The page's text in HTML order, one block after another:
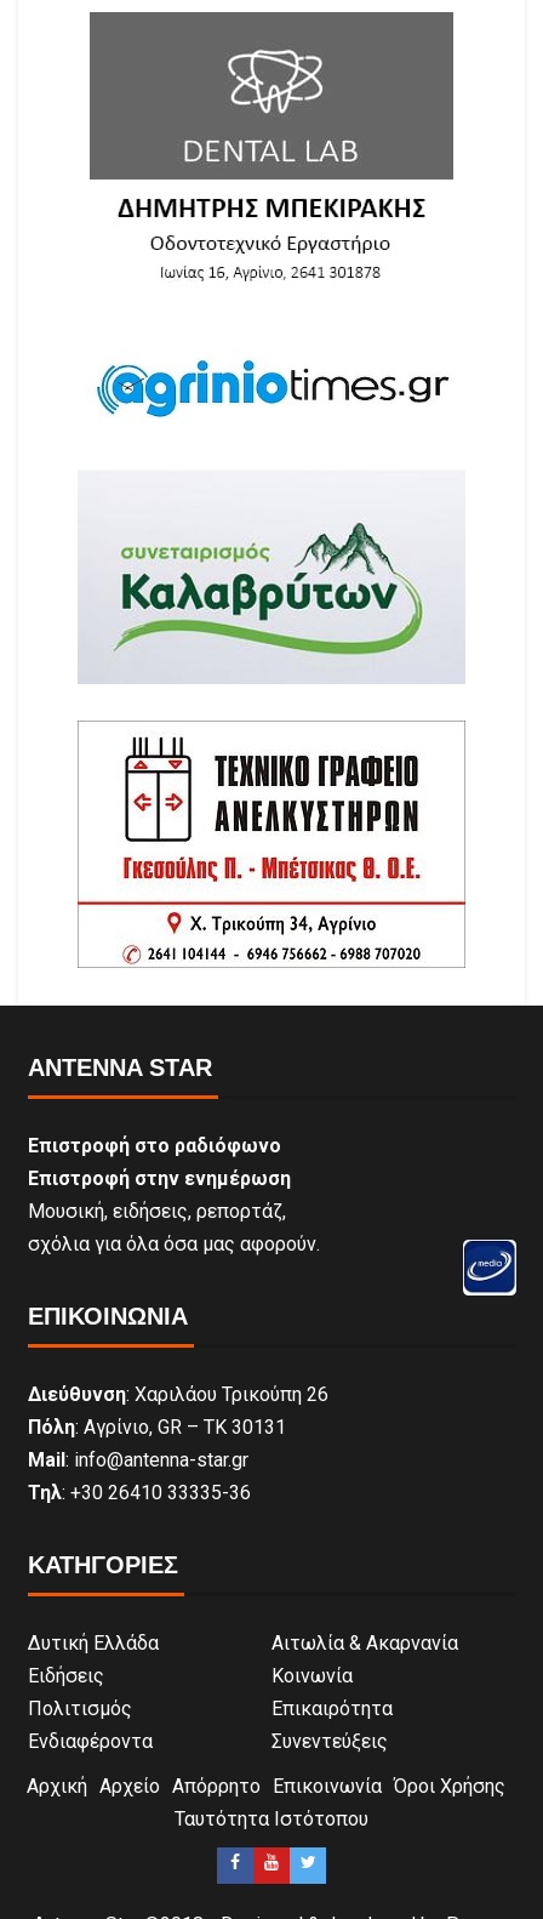
ANTENNA STAR
Επιστροφή στο ραδιόφωνο
Επιστροφή στην ενημέρωση
Μουσική, ειδήσεις, ρεπορτάζ,
σχόλια για όλα όσα μας αφορούν.
ΕΠΙΚΟΙΝΩΝΊΑ
Διεύθυνση: Χαριλάου Τρικούπη 26
Πόλη: Αγρίνιο, GR – ΤΚ 30131
Mail: info@antenna-star.gr
Τηλ: +30 26410 33335-36
ΚΑΤΗΓΟΡΙΕΣ
Δυτική Ελλάδα
Αιτωλία & Ακαρνανία
Ειδήσεις
Κοινωνία
Πολιτισμός
Επικαιρότητα
Ενδιαφέροντα
Συνεντεύξεις
Αρχική Αρχείο Απόρρητο Επικοινωνία Όροι Χρήσης
Ταυτότητα Ιστότοπου